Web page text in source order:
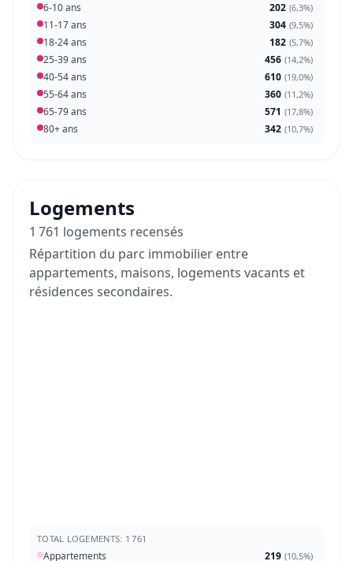
6-10 ans 202 (6,3%)
11-17 ans 304 (9,5%)
18-24 ans 182 (5,7%)
25-39 ans 456 (14,2%)
40-54 ans 610 (19,0%)
55-64 ans 360 (11,2%)
65-79 ans 571 (17,8%)
80+ ans 342 (10,7%)
Logements
1 761 logements recensés
Répartition du parc immobilier entre
appartements, maisons, logements vacants et
résidences secondaires.
TOTAL LOGEMENTS: 1 761
Appartements 219 (10,5%)